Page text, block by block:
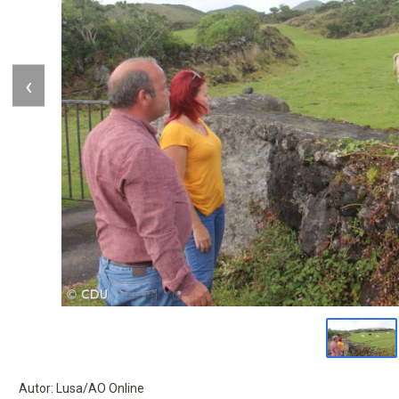
‹
Autor: Lusa/AO Online